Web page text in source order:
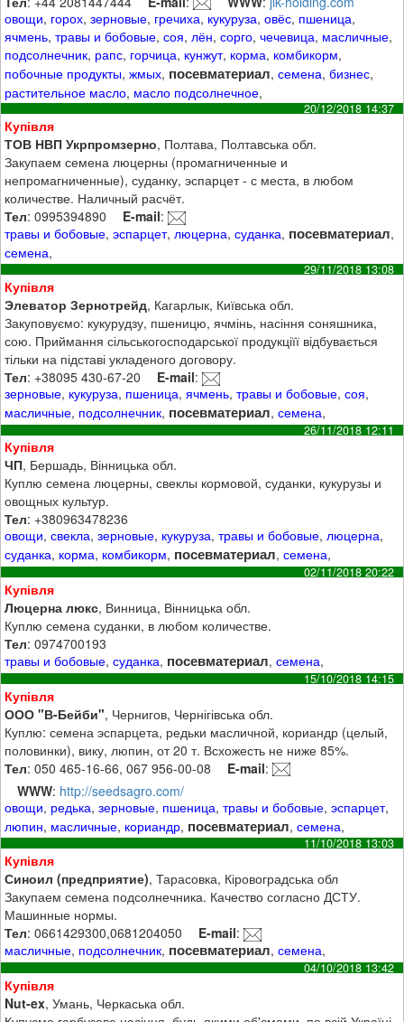
овощи, горох,зерновые, гречиха, кукуруза,овёс, пшеница,
ячмень,травы и бобовые,соя, лён,сорго,чечевица, масличные,
подсолнечник, рапс, горчица, кунжут, корма, комбикорм,
побочные продукты,жмых, посевматериал,семена,бизнес,
растительное масло, масло подсолнечное,
20/12/2018 14:37
Купівля
ТОВ НВП Укрпромзерно, Полтава, Полтавська обл.
Закупаем семена люцерны (промагниченные и
непромагниченные), суданку, эспарцет - с места, в любом
количестве. Наличный расчёт.
Тел: 0995394890 E-mail:
травы и бобовые,эспарцет,люцерна,суданка, посевматериал,
семена,
29/11/2018 13:08
Купівля
Элеватор Зернотрейд, Кагарлык, Київська обл.
Закуповуємо: кукурудзу, пшеницю, ячмінь, насіння соняшника,
сою. Приймання сільськогосподарської продукціїї відбувається
тільки на підставі укладеного договору.
Тел: +38095 430-67-20 E-mail:
зерновые, кукуруза, пшеница,ячмень,травы и бобовые,соя,
масличные, подсолнечник, посевматериал,семена,
26/11/2018 12:11
Купівля
ЧП, Бершадь, Вінницька обл.
Куплю семена люцерны, свеклы кормовой, суданки, кукурузы и
овощных культур.
Тел: +380963478236
овощи,свекла,зерновые, кукуруза,травы и бобовые,люцерна,
суданка, корма, комбикорм, посевматериал,семена,
02/11/2018 20:22
Купівля
Люцерна люкс, Винница, Вінницька обл.
Куплю семена суданки, в любом количестве.
Тел: 0974700193
травы и бобовые,суданка, посевматериал,семена,
15/10/2018 14:15
Купівля
ООО "В-Бейби", Чернигов, Чернігівська обл.
Куплю: семена эспарцета, редьки масличной, кориандр (целый,
половинки), вику, люпин, от 20 т. Всхожесть не ниже 85%.
Тел: 050 465-16-66, 067 956-00-08 E-mail:
WWW: http://seedsagro.com/
овощи, редька,зерновые, пшеница,травы и бобовые,эспарцет,
люпин, масличные, кориандр, посевматериал,семена,
11/10/2018 13:03
Купівля
Синоил (предприятие), Тарасовка, Кіровоградська обл
Закупаем семена подсолнечника. Качество согласно ДСТУ.
Машинные нормы.
Тел: 0661429300,0681204050 E-mail:
масличные, подсолнечник, посевматериал,семена,
04/10/2018 13:42
Купівля
Nut-ex, Умань, Черкаська обл.